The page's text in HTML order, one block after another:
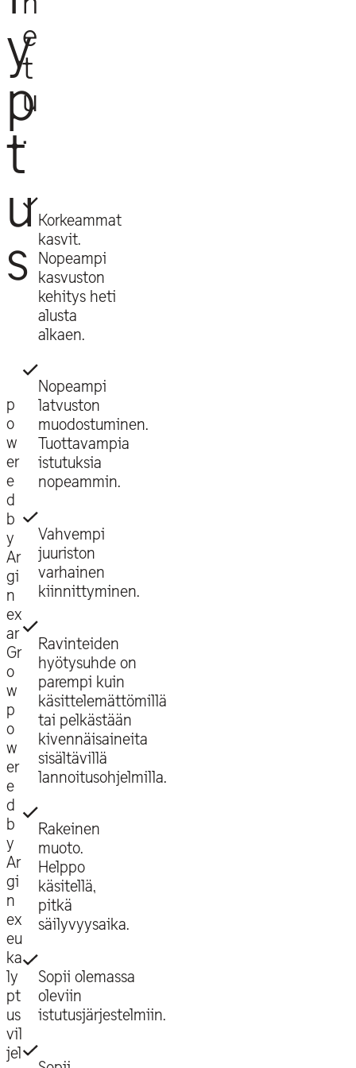
y
p
t
u
s
p
o
w
er
e
d
b
y
Ar
gi
n
ex
ar
Gr
o
w
p
o
w
er
e
d
b
y
Ar
gi
n
ex
eu
ka
ly
pt
us
vil
jel
e
t
u
.
Korkeammat
kasvit.
Nopeampi
kasvuston
kehitys heti
alusta
alkaen.
Nopeampi
latvuston
muodostuminen.
Tuottavampia
istutuksia
nopeammin.
Vahvempi
juuriston
varhainen
kiinnittyminen.
Ravinteiden
hyötysuhde on
parempi kuin
käsittelemättömillä
tai pelkästään
kivennäisaineita
sisältävillä
lannoitusohjelmilla.
Rakeinen
muoto.
Helppo
käsitellä,
pitkä
säilyvyysaika.
Sopii olemassa
oleviin
istutusjärjestelmiin.